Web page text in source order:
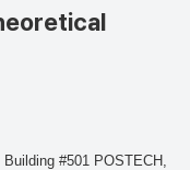
#501 POSTECH,